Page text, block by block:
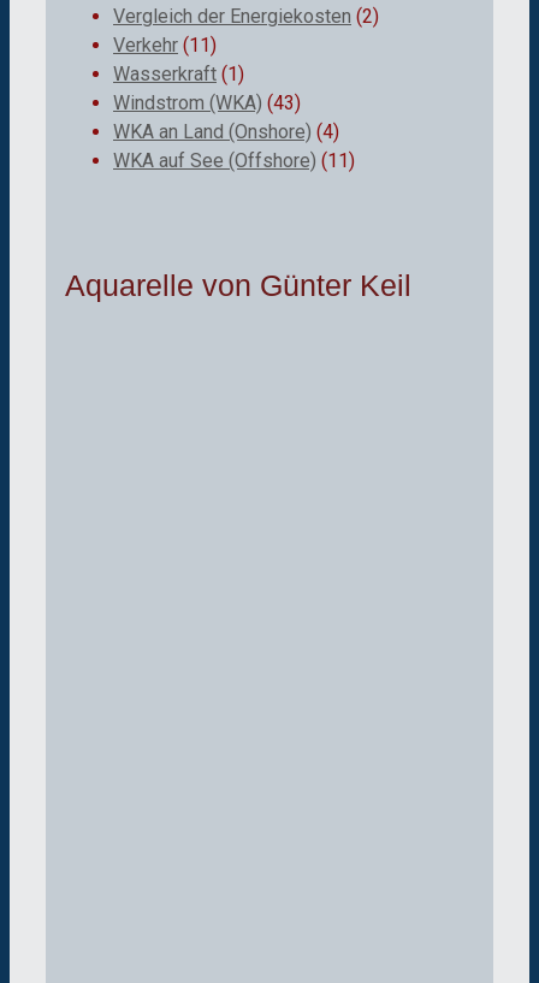
Vergleich der Energiekosten (2)
Verkehr (11)
Wasserkraft (1)
Windstrom (WKA) (43)
WKA an Land (Onshore) (4)
WKA auf See (Offshore) (11)
Aquarelle von Günter Keil